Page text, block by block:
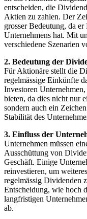
entscheiden, die
Aktien zu zahlen. Der
grosser Bedeutung, da
Unternehmens hat. Mit
verschiedene Szenarien
2. Bedeutung der
Für Aktionäre stellt die
regelmässige Einkünfte
Investoren
bieten, da dies nicht nur
sondern auch ein
Stabilität des
3. Einfluss der
Unternehmen müssen
Ausschüttung von
Geschäft. Einige
reinvestieren, um
regelmässig Dividenden
Entscheidung, wie hoch
langfristigen
ab.